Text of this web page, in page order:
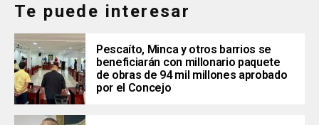
Te puede interesar
Pescaíto, Minca y otros barrios se
beneficiarán con millonario paquete
de obras de 94 mil millones aprobado
por el Concejo